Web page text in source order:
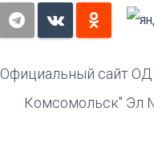
Официальный сайт
Комсомольск" Эл